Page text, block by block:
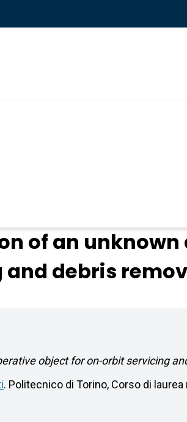
of an
debris
object for on-orbit servicing
. Politecnico di Torino, Corso di